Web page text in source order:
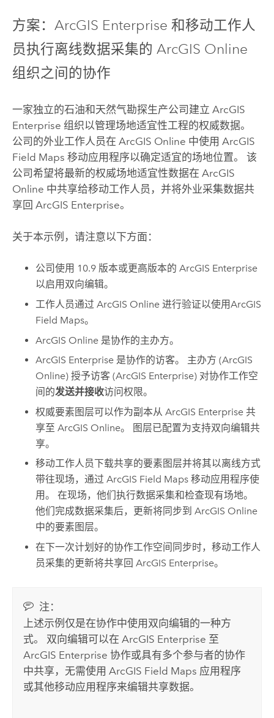
方案： ArcGIS Enterprise 和移动工作人
员执行离线数据采集的 ArcGIS Online
组织之间的协作
一家独立的石油和天然气勘探生产公司建立 ArcGIS
Enterprise 组织以管理场地适宜性工程的权威数据。
公司的外业工作人员在 ArcGIS Online 中使用 ArcGIS
Field Maps 移动应用程序以确定适宜的场地位置。 该
公司希望将最新的权威场地适宜性数据在 ArcGIS
Online 中共享给移动工作人员，并将外业采集数据共
享回 ArcGIS Enterprise。
关于本示例，请注意以下方面：
公司使用 10.9 版本或更高版本的ArcGIS Enterprise
以启用双向编辑。
工作人员通过ArcGIS Online 进行验证以使用ArcGIS
Field Maps。
ArcGIS Online 是协作的主办方。
ArcGIS Enterprise 是协作的访客。 主办方 (ArcGIS
Online) 授予访客 (ArcGIS Enterprise) 对协作工作空
间的发送并接收访问权限。
权威要素图层可以作为副本从ArcGIS Enterprise 共
享至ArcGIS Online。 图层已配置为支持双向编辑共
享。
移动工作人员下载共享的要素图层并将其以离线方式
带往现场，通过ArcGIS Field Maps 移动应用程序使
用。 在现场，他们执行数据采集和检查现有场地。
他们完成数据采集后，更新将同步到ArcGIS Online
中的要素图层。
在下一次计划好的协作工作空间同步时，移动工作人
员采集的更新将共享回ArcGIS Enterprise。
注：
上述示例仅是在协作中使用双向编辑的一种方
式。 双向编辑可以在ArcGIS Enterprise 至
ArcGIS Enterprise 协作或具有多个参与者的协作
中共享，无需使用ArcGIS Field Maps 应用程序
或其他移动应用程序来编辑共享数据。